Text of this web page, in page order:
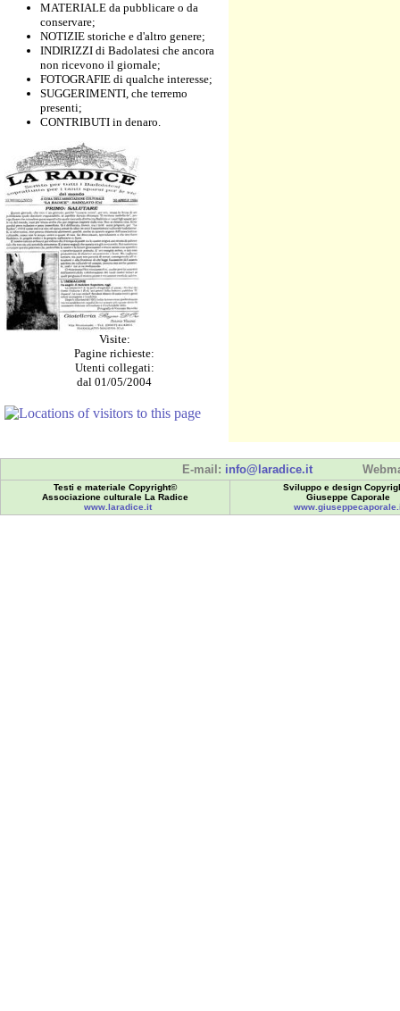
MATERIALE da pubblicare o da
conservare;
NOTIZIE storiche e d'altro genere;
INDIRIZZI di Badolatesi che ancora
non ricevono il giornale;
FOTOGRAFIE di qualche interesse;
SUGGERIMENTI, che terremo
presenti;
CONTRIBUTI in denaro.
Visite:
Pagine richieste:
Utenti collegati:
dal 01/05/2004
Associazione culturale La Radice
www.laradice.it
Sviluppo e design
Giuseppe Caporale